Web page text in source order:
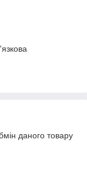
даного товару